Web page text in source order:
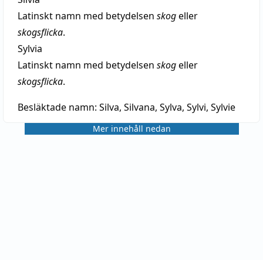
Latinskt namn med betydelsen skogeller
skogsflicka.
Sylvia
Latinskt namn med betydelsen skogeller
skogsflicka.
Besläktade namn: Silva, Silvana, Sylva, Sylvi, Sylvie
Mer innehåll nedan